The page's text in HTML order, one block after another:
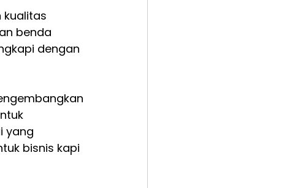
kualitas
benda
dengan
yang
bisnis kapi